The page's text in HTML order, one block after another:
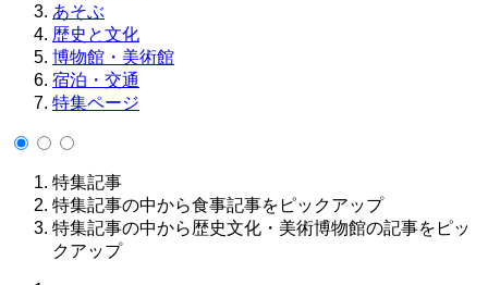
あそぶ
歴史と文化
博物館・美術館
宿泊・交通
特集ページ
特集記事
特集記事の中から食事記事をピックアップ
特集記事の中から歴史文化・美術博物館の記事をピッ
クアップ